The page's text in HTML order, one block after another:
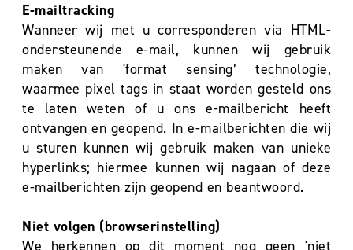
E-mailtracking
Wanneer wij met u corresponderen via HTML-
ondersteunende e-mail, kunnen wij gebruik
maken van 'format sensing’ technologie,
waarmee pixel tags in staat worden gesteld ons
te laten weten of u ons e-mailbericht heeft
ontvangen en geopend. In e-mailberichten die wij
u sturen kunnen wij gebruik maken van unieke
hyperlinks; hiermee kunnen wij nagaan of deze
e-mailberichten zijn geopend en beantwoord.
Niet volgen (browserinstelling)
We herkennen op dit moment nog geen 'niet